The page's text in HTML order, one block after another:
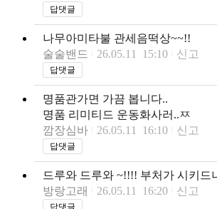
답댓글
나무아미타불 관세음떡상~~!!
술술밴드
26.05.11 15:10 신고
답댓글
명품관가면 가끔 봅니다..
명품 리미티드 운동화사러..ㅉ
깜장심바
26.05.11 16:10 신고
답댓글
드루와 드루와 ~!!!! 부처가 시키드
방랑고래
26.05.11 16:20 신고
답댓글